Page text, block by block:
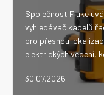
30.07.2026
Společnost Fluke
vyhledávač kabelů
pro přesnou
elektrických vedení,